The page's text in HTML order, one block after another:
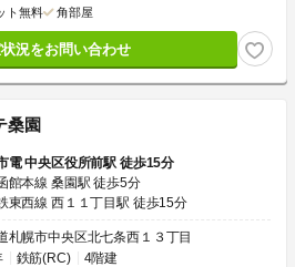
ト無料 角部屋
況をお問い合わせ
桑園
電 中央区役所前駅 徒歩15分
館本線 桑園駅 徒歩5分
東西線 西１１丁目駅 徒歩15分
札幌市中央区北七条西１３丁目
鉄筋(RC) 4階建